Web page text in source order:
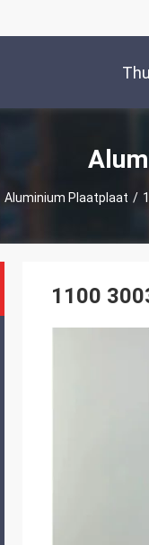
Aluminium Plaatplaat /
1100